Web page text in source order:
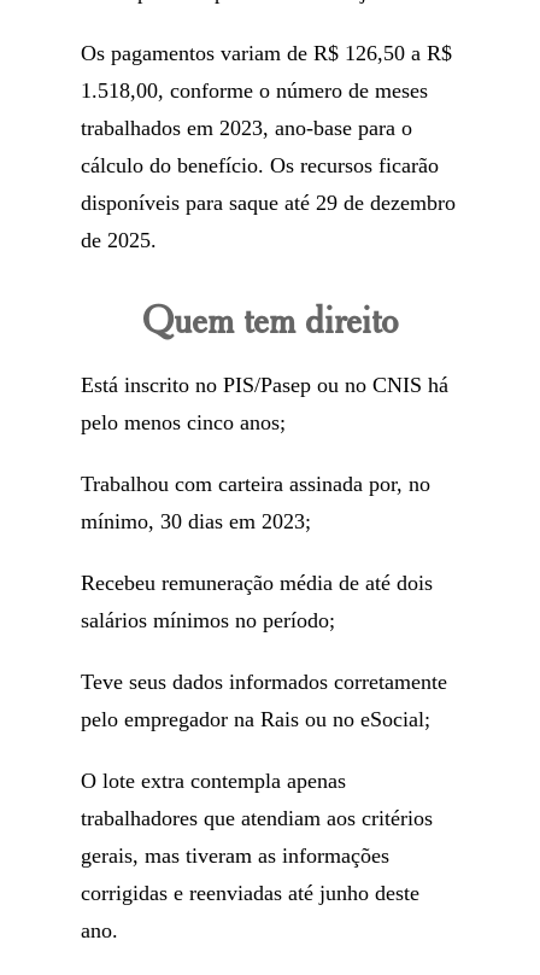
Os pagamentos variam de R$ 126,50 a R$
1.518,00, conforme o número de meses
trabalhados em 2023, ano-base para o
cálculo do benefício. Os recursos ficarão
disponíveis para saque até 29 de dezembro
de 2025.
Quem tem direito
Está inscrito no PIS/Pasep ou no CNIS há
pelo menos cinco anos;
Trabalhou com carteira assinada por, no
mínimo, 30 dias em 2023;
Recebeu remuneração média de até dois
salários mínimos no período;
Teve seus dados informados corretamente
pelo empregador na Rais ou no eSocial;
O lote extra contempla apenas
trabalhadores que atendiam aos critérios
gerais, mas tiveram as informações
corrigidas e reenviadas até junho deste
ano.